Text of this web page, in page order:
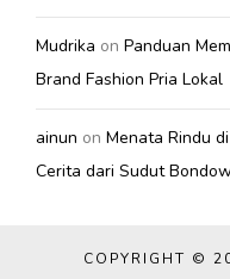
Mudrika on Panduan
Brand Fashion Pria Lokal
ainun on Menata Rindu
Cerita dari Sudut
COPYRIGHT ©